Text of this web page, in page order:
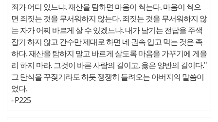
죄가 어디 있느냐. 재산을 탐하면 마음이 썩는다. 마음이 썩으
면 죄짓는 것을 무서워하지 않는다. 죄짓는 것을 무서워하지 않
는 자가 어찌 바르게 살 수 있겠느냐. 내가 남기는 전답을 주색
잡기 하지 않고 간수만 제대로 하면 네 권속 입고 먹는 것은 족
하다. 재산을 탐하지 말고 바르게 살도록 마음을 가꾸기에 게을
리 하지 마라. 그것이 바른 사람의 길이고, 옳은 양반의 길이다."
그 탄식을 꾸짖기라도 하듯 쟁쟁히 들려오는 아버지의 말씀이
었다.
- P225